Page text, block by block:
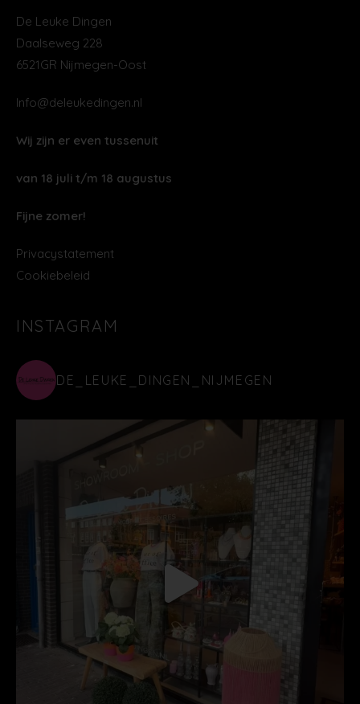
De Leuke Dingen
Daalseweg 228
6521GR Nijmegen-Oost
Info@deleukedingen.nl
Wij zijn er even tussenuit
van 18 juli t/m 18 augustus
Fijne zomer!
Privacystatement
Cookiebeleid
INSTAGRAM
DE_LEUKE_DINGEN_NIJMEGEN